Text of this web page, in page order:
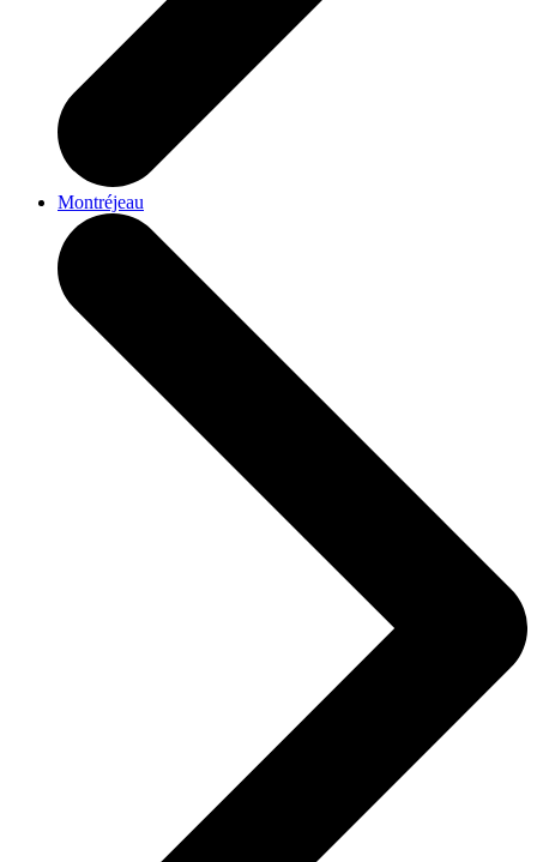
Montréjeau